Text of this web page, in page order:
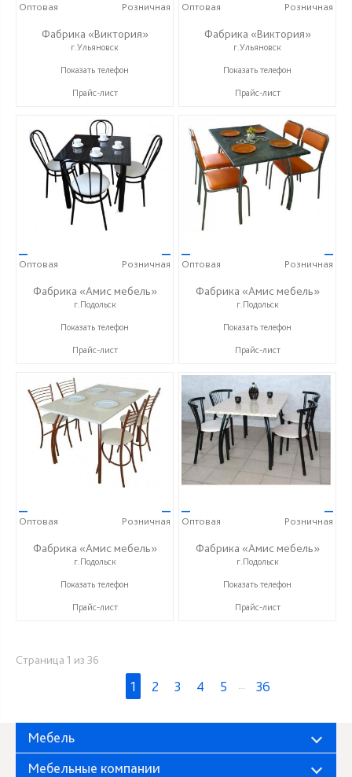
Оптовая Розничная
Фабрика «Виктория»
г.Ульяновск
+7 (8422) 25-08-05
Показать телефон
Прайс-лист
Оптовая Розничная
Фабрика «Виктория»
г.Ульяновск
+7 (8422) 25-08-05
Показать телефон
Прайс-лист
—
Оптовая
—
Розничная
Фабрика «Амис мебель»
г.Подольск
+7 (495) 960-56-05
Показать телефон
Прайс-лист
—
Оптовая
—
Розничная
Фабрика «Амис мебель»
г.Подольск
+7 (495) 960-56-05
Показать телефон
Прайс-лист
—
Оптовая
—
Розничная
Фабрика «Амис мебель»
г.Подольск
+7 (495) 960-56-05
Показать телефон
Прайс-лист
—
Оптовая
—
Розничная
Фабрика «Амис мебель»
г.Подольск
+7 (495) 960-56-05
Показать телефон
Прайс-лист
Страница 1 из 36
1 2 3 4 5 ... 36
Мебель
Мебельные компании